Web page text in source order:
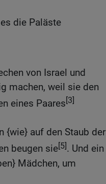
die Paläste
von Israel und
machen, weil sie den
eines Paares[3]
{wie} auf den Staub der
beugen sie[5]. Und ein
Mädchen, um